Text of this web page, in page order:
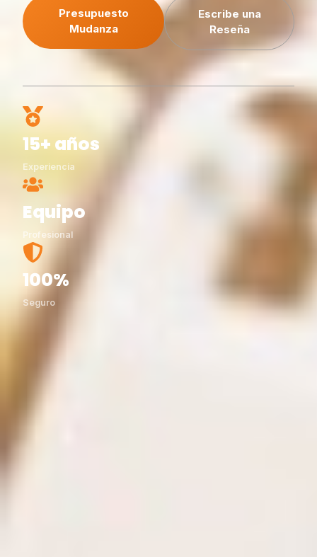
Presupuesto
Mudanza
Escribe una
Reseña
15+ años
Experiencia
Equipo
Profesional
100%
Seguro